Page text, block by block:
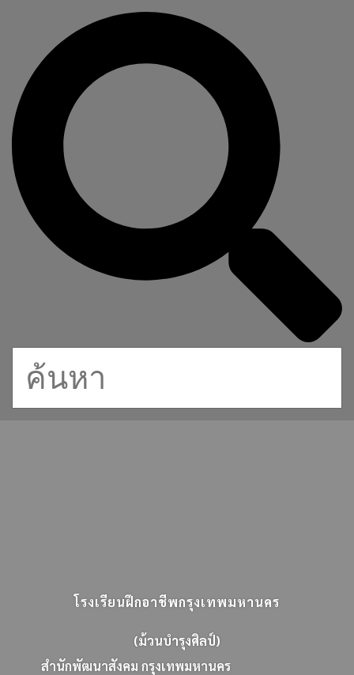
โรงเรียนฝึกอาชีพกรุงเทพมหานคร
(ม้วนบำรุงศิลป์)
สนกพฒนาสงคม กรงเทพมหานคร